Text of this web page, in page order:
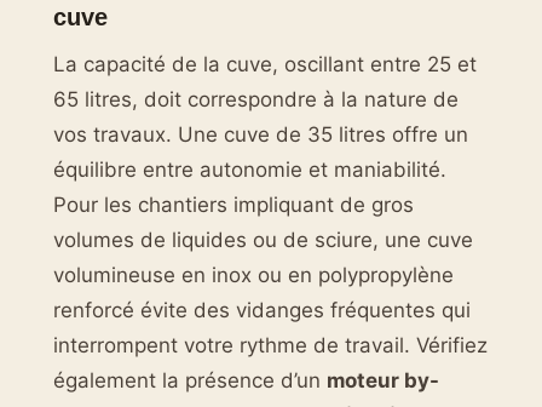
cuve
La capacité de la cuve, oscillant entre 25 et
65 litres, doit correspondre à la nature de
vos travaux. Une cuve de 35 litres offre un
équilibre entre autonomie et maniabilité.
Pour les chantiers impliquant de gros
volumes de liquides ou de sciure, une cuve
volumineuse en inox ou en polypropylène
renforcé évite des vidanges fréquentes qui
interrompent votre rythme de travail. Vérifiez
également la présence d’un moteur by-